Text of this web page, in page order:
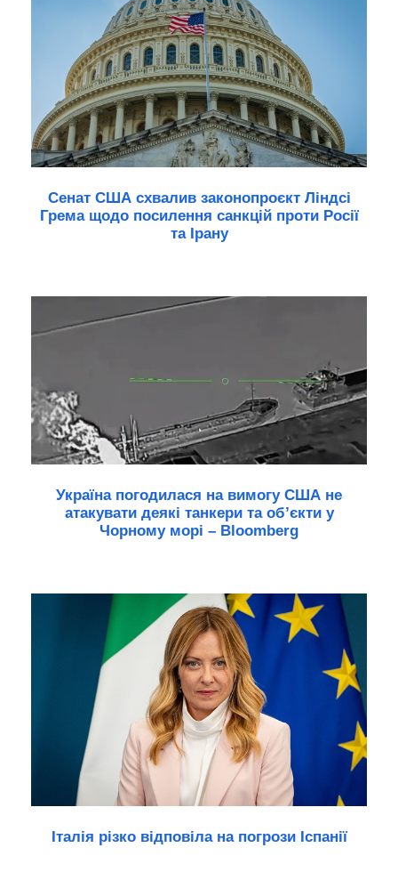
Сенат США схвалив законопроєкт Ліндсі
Грема щодо посилення санкцій проти Росії
та Ірану
Україна погодилася на вимогу США не
атакувати деякі танкери та об’єкти у
Чорному морі – Bloomberg
Італія різко відповіла на погрози Іспанії